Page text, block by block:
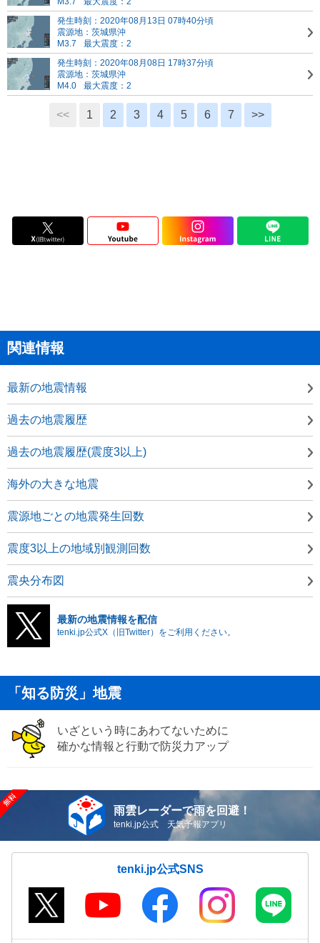
発生時刻：2020年08月13日 07時40分頃
震源地：茨城県沖
M3.7
最大震度：2
発生時刻：2020年08月08日 17時37分頃
震源地：茨城県沖
M4.0
最大震度：2
<< 1 2 3 4 5 6 7 >>
関連情報
最新の地震情報
過去の地震履歴
過去の地震履歴(震度3以上)
海外の大きな地震
震源地ごとの地震発生回数
震度3以上の地域別観測回数
震央分布図
最新の地震情報を配信
tenki.jp公式X（旧Twitter）をご利用ください。
「知る防災」地震
いざという時にあわてないために
確かな情報と行動で防災力アップ
雨雲レーダーで雨を回避！
tenki.jp公式 天気予報アプリ
tenki.jp公式SNS